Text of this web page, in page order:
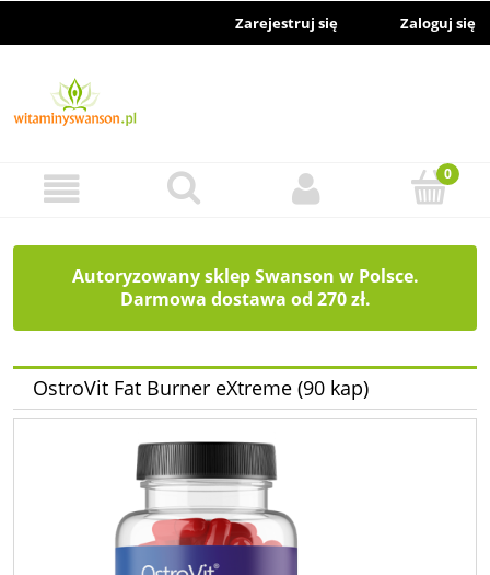
Zarejestruj się Zaloguj się
Autoryzowany sklep Swanson w Polsce.
Darmowa dostawa od 270 zł.
OstroVit Fat Burner eXtreme (90 kap)